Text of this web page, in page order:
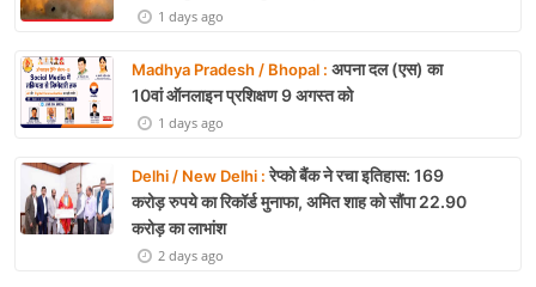
1 days ago
Madhya Pradesh / Bhopal : अपना दल (एस) का
10वां ऑनलाइन प्रशिक्षण 9 अगस्त को
1 days ago
Delhi / New Delhi :रेप्को बैंक ने रचा इतिहास: 169
करोड़ रुपये का रिकॉर्ड मुनाफा, अमित शाह को सौंपा 22.90
करोड़ का लाभांश
2 days ago